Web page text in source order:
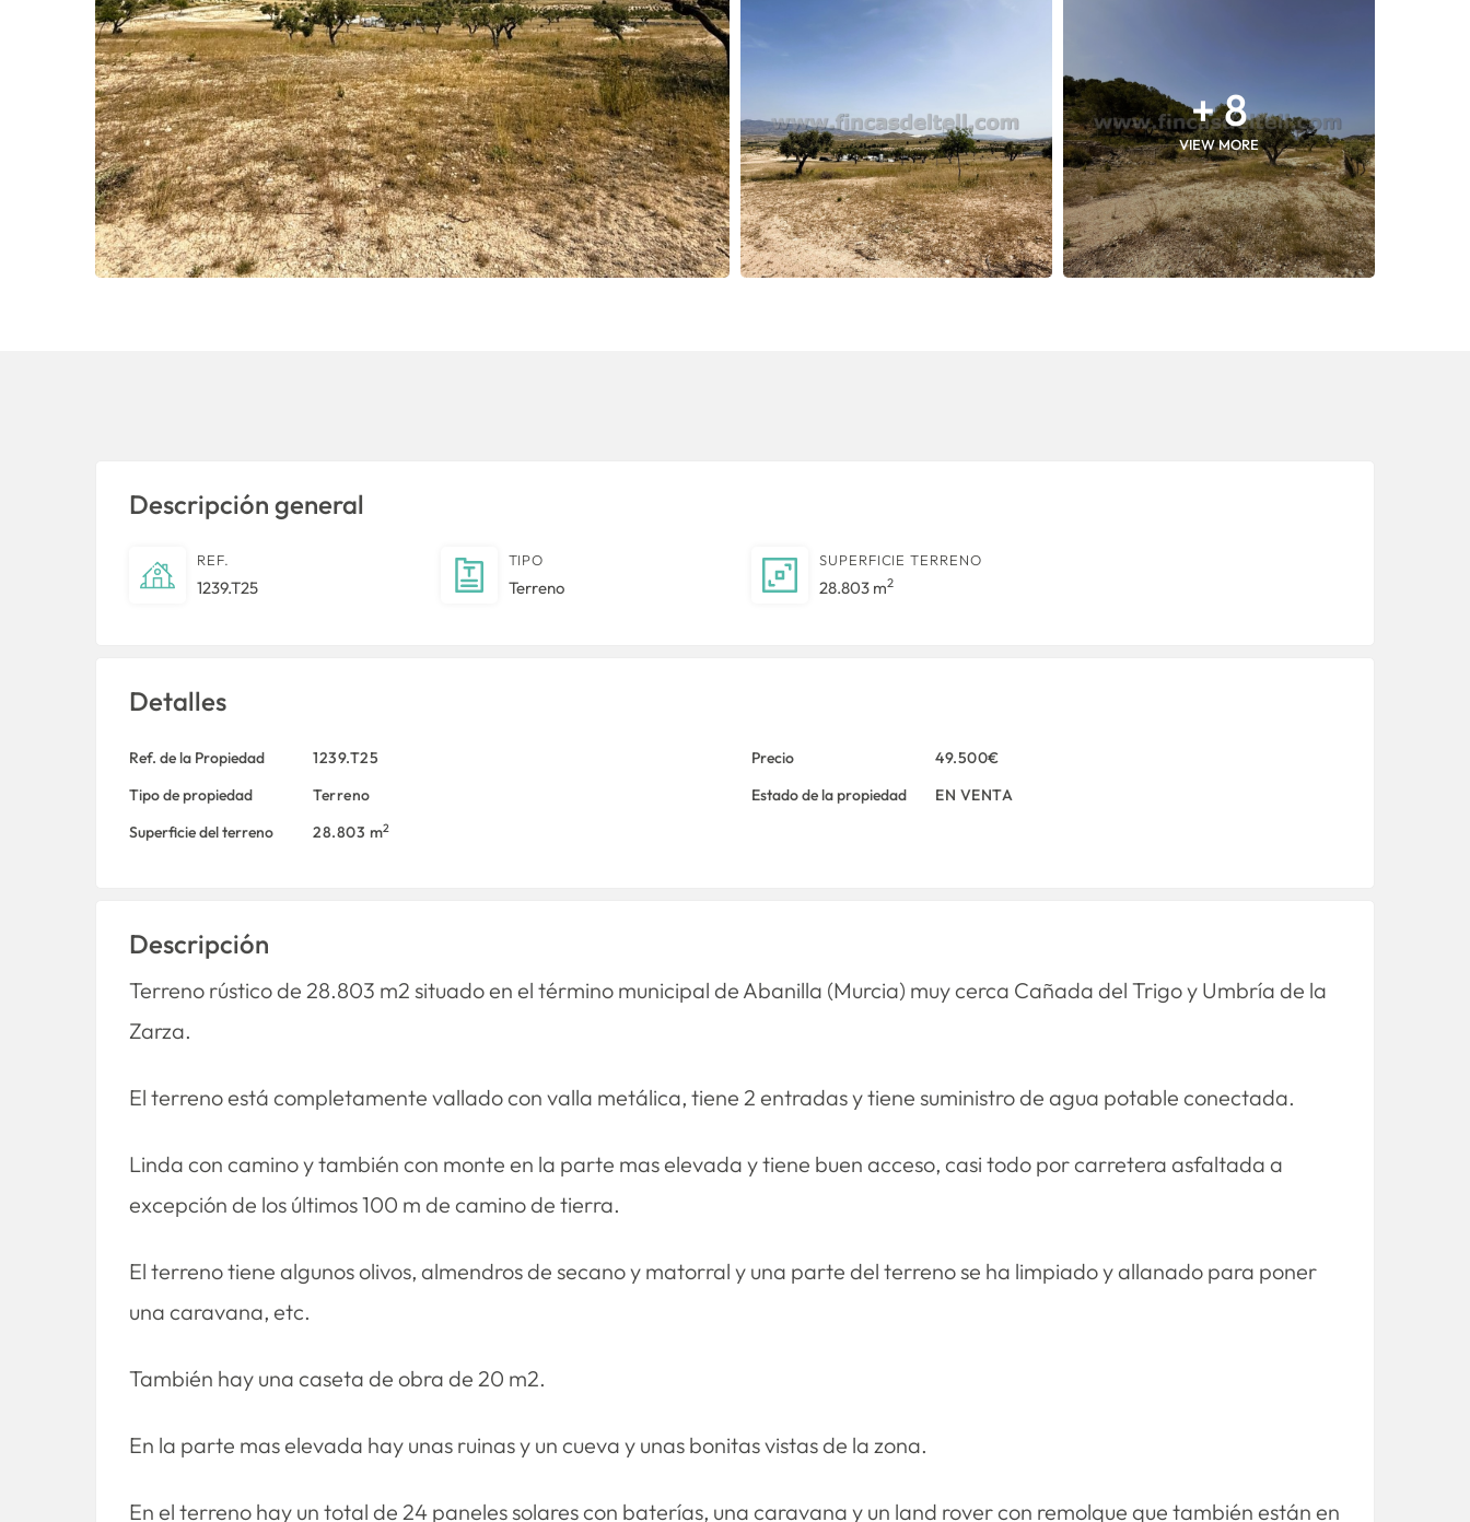
+ 8
VIEW MORE
Descripción general
REF.
1239.T25
TIPO
Terreno
SUPERFICIE TERRENO
28.803 m2
Detalles
Ref. de la Propiedad 1239.T25 Precio
49.500€
Tipo de propiedad
Terreno Estado de la propiedad
EN VENTA
Superficie del terreno
28.803 m2
Descripción
Terreno rústico de 28.803 m2 situado en el término municipal de Abanilla (Murcia) muy cerca Cañada del Trigo y Umbría de la
Zarza.
El terreno está completamente vallado con valla metálica, tiene 2 entradas y tiene suministro de agua potable conectada.
Linda con camino y también con monte en la parte mas elevada y tiene buen acceso, casi todo por carretera asfaltada a
excepción de los últimos 100 m de camino de tierra.
El terreno tiene algunos olivos, almendros de secano y matorral y una parte del terreno se ha limpiado y allanado para poner
una caravana, etc.
También hay una caseta de obra de 20 m2.
En la parte mas elevada hay unas ruinas y un cueva y unas bonitas vistas de la zona.
En el terreno hay un total de 24 paneles solares con baterías, una caravana y un land rover con remolque que también están en